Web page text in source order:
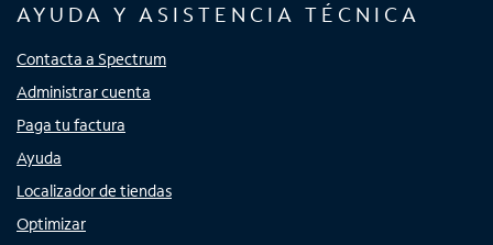
AYUDA Y ASISTENCIA TÉCNICA
Contacta a Spectrum
Administrar cuenta
Paga tu factura
Ayuda
Localizador de tiendas
Optimizar